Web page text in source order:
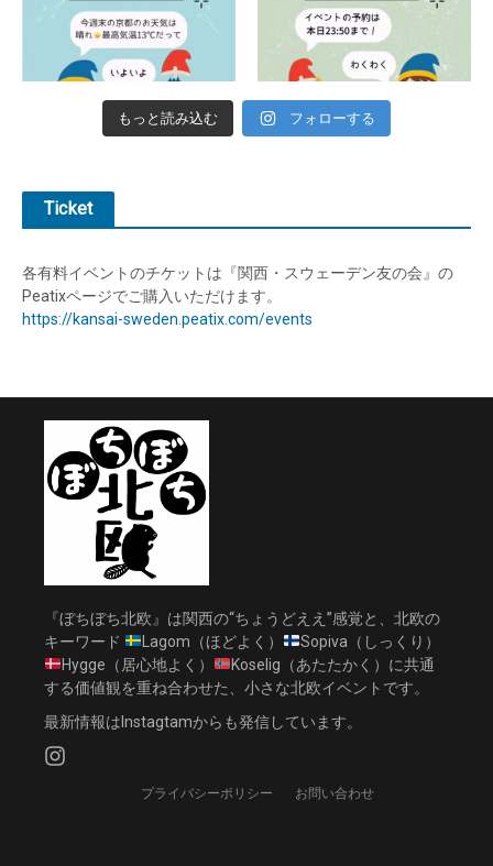
もっと読み込む フォローする
Ticket
各有料イベントのチケットは『関西・スウェーデン友の会』の
Peatixページでご購入いただけます。
https://kansai-sweden.peatix.com/events
『ぼちぼち北欧』は関西の“ちょうどええ”感覚と、北欧の
キーワード
Lagom（ほどよく）
Sopiva（しっくり）
Hygge（居心地よく）
Koselig（あたたかく）に共通
する価値観を重ね合わせた、小さな北欧イベントです。
最新情報はInstagtamからも発信しています。
プライバシーポリシー お問い合わせ